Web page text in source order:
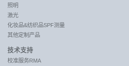
照明
激光
化妆品&纺织品SPF测量
其他定制产品
技术支持
校准服务RMA